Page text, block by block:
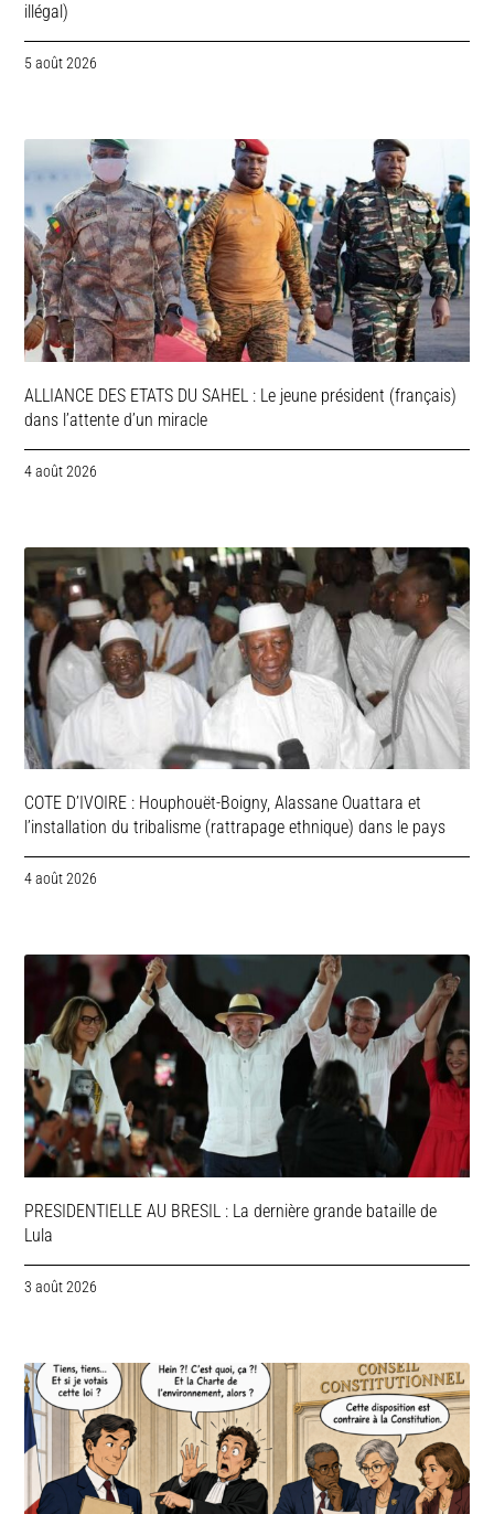
illégal)
5 août 2026
ALLIANCE DES ETATS DU SAHEL : Le jeune président (français)
dans l’attente d’un miracle
4 août 2026
COTE D’IVOIRE : Houphouët-Boigny, Alassane Ouattara et
l’installation du tribalisme (rattrapage ethnique) dans le pays
4 août 2026
PRESIDENTIELLE AU BRESIL : La dernière grande bataille de
Lula
3 août 2026